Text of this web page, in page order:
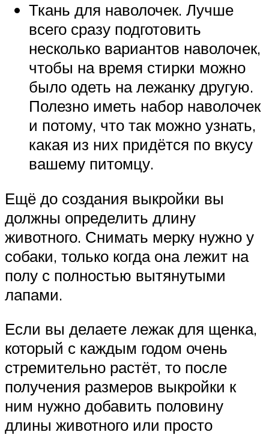
Ткань для наволочек. Лучше
всего сразу подготовить
несколько вариантов наволочек,
чтобы на время стирки можно
было одеть на лежанку другую.
Полезно иметь набор наволочек
и потому, что так можно узнать,
какая из них придётся по вкусу
вашему питомцу.
Ещё до создания выкройки вы
должны определить длину
животного. Снимать мерку нужно у
собаки, только когда она лежит на
полу с полностью вытянутыми
лапами.
Если вы делаете лежак для щенка,
который с каждым годом очень
стремительно растёт, то после
получения размеров выкройки к
ним нужно добавить половину
длины животного или просто